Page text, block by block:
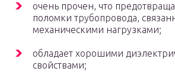
очень прочен, что
поломки трубопровода,
механическими нагрузками;
обладает хорошими
свойствами;